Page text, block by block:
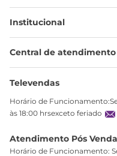
Institucional
Minha Conta
Meus pedidos
Troca
Central de atendimento
Ajuda
Televendas
Horário de
às 18:00 hrsexceto feriado
Atendimento Pós
Horário de Funcionamento: